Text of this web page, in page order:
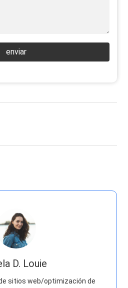
enviar
D. Louie
sitios web/optimización de